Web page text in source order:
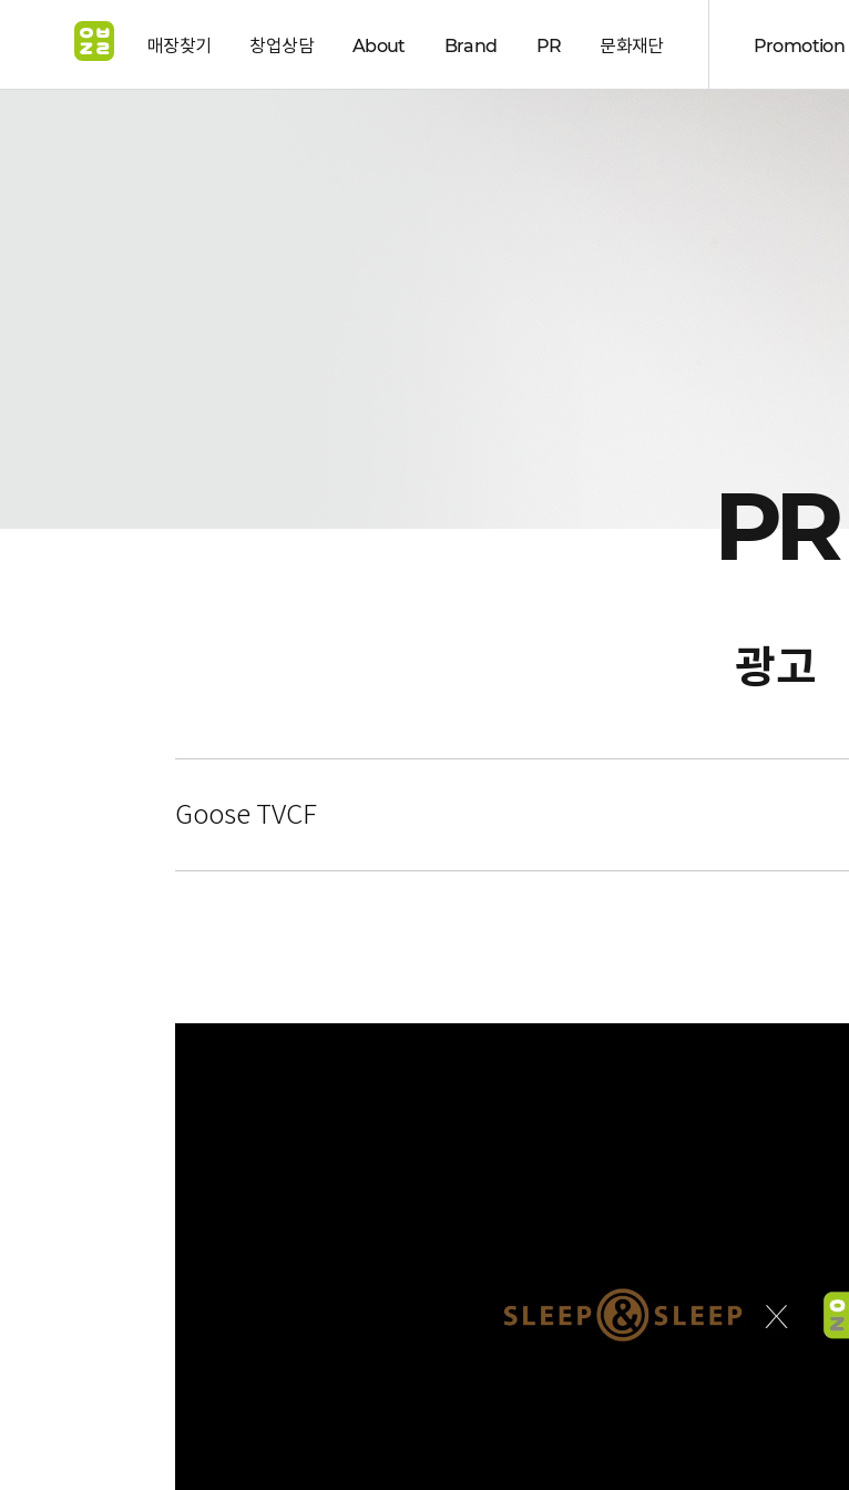
매장찾기 창업상담 About Brand PR 문화재단 Promotion
PR
광고
Goose TVCF